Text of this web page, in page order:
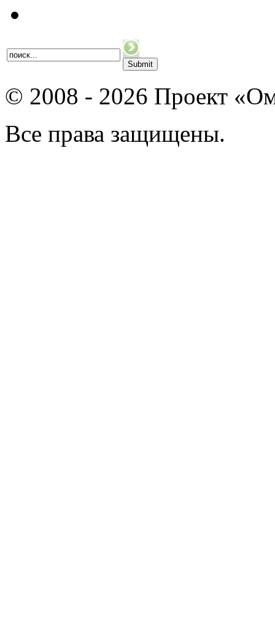
© 2008 - 2026 Проект
Все права защищены.